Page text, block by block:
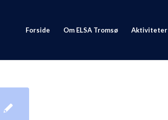
Forside Om ELSA Tromsø Aktiviteter